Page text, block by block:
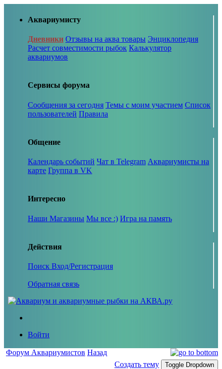
Аквариумисту
Дневники Отзывы на аква товары Энциклопедия
Расчет совместимости рыбок Калькулятор
аквариумов
Сервисы форума
Сообщения за сегодня Темы с моим участием Список
пользователей Правила
Общение
Календарь событий Чат в Telegram Аквариумисты на
карте Группа в VK
Интересно
Наши Магазины Мы все :) Игра на память
Действия
Поиск Вход/Регистрация
Обратная связь
Войти
Форум Аквариумистов Назад
Создать тему
Toggle Dropdown